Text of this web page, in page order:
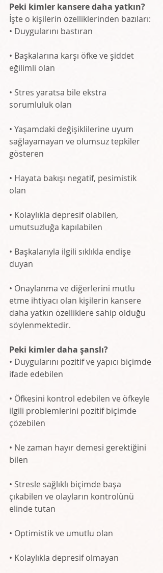
Peki kimler kansere daha yatkın?
İşte o kişilerin özelliklerinden bazıları:
• Duygularını bastıran
• Başkalarına karşı öfke ve şiddet
eğilimli olan
• Stres yaratsa bile ekstra
sorumluluk olan
• Yaşamdaki değişiklilerine uyum
sağlayamayan ve olumsuz tepkiler
gösteren
• Hayata bakışı negatif, pesimistik
olan
• Kolaylıkla depresif olabilen,
umutsuzluğa kapılabilen
• Başkalarıyla ilgili sıklıkla endişe
duyan
• Onaylanma ve diğerlerini mutlu
etme ihtiyacı olan kişilerin kansere
daha yatkın özelliklere sahip olduğu
söylenmektedir.
Peki kimler daha şanslı?
• Duygularını pozitif ve yapıcı biçimde
ifade edebilen
• Öfkesini kontrol edebilen ve öfkeyle
ilgili problemlerini pozitif biçimde
çözebilen
• Ne zaman hayır demesi gerektiğini
bilen
• Stresle sağlıklı biçimde başa
çıkabilen ve olayların kontrolünü
elinde tutan
• Optimistik ve umutlu olan
• Kolaylıkla depresif olmayan